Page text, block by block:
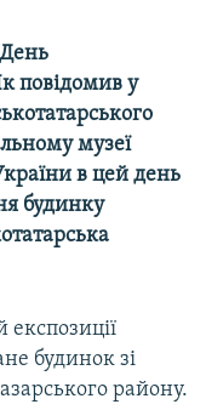
повідомив у
музеї
в цей день
будинку
будинок зі
району.